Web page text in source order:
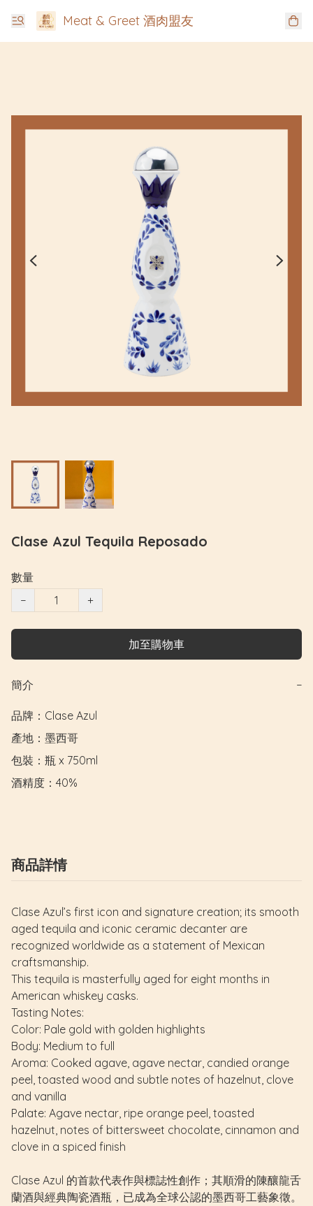
Meat & Greet 酒肉盟友
Clase Azul Tequila Reposado
數量
−
+
加至購物車
簡介 −
品牌：Clase Azul
產地：墨西哥
包裝：瓶 x 750ml
酒精度：40%
商品詳情
Clase Azul’s first icon and signature creation; its smooth
aged tequila and iconic ceramic decanter are
recognized worldwide as a statement of Mexican
craftsmanship.
This tequila is masterfully aged for eight months in
American whiskey casks.
Tasting Notes:
Color: Pale gold with golden highlights
Body: Medium to full
Aroma: Cooked agave, agave nectar, candied orange
peel, toasted wood and subtle notes of hazelnut, clove
and vanilla
Palate: Agave nectar, ripe orange peel, toasted
hazelnut, notes of bittersweet chocolate, cinnamon and
clove in a spiced finish
Clase Azul 的首款代表作與標誌性創作；其順滑的陳釀龍舌
蘭酒與經典陶瓷酒瓶，已成為全球公認的墨西哥工藝象徵。